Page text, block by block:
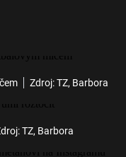
Zdroj: TZ, Barbora
TZ, Barbora